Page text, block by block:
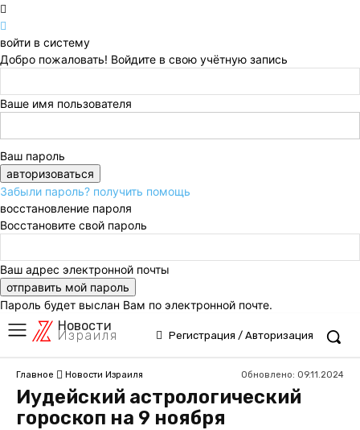
войти в систему
Добро пожаловать! Войдите в свою учётную запись
Ваше имя пользователя
Ваш пароль
Забыли пароль? получить помощь
восстановление пароля
Восстановите свой пароль
Ваш адрес электронной почты
Пароль будет выслан Вам по электронной почте.
Новости
Израиля Регистрация / Авторизация
Главное Новости Израиля Обновлено: 09.11.2024
Иудейский астрологический
гороскоп на 9 ноября